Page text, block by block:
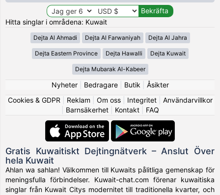
Hitta singlar i områdena: Kuwait
Dejta Al Ahmadi Dejta Al Farwaniyah Dejta Al Jahra
Dejta Eastern Province Dejta Hawalli Dejta Kuwait
Dejta Mubarak Al-Kabeer
Nyheter| Bedragare| Butik
Åsikter
Cookies & GDPR
Reklam Om oss| Integritet| Användarvillkor
Barnsäkerhet| Kontakt| FAQ
Gratis Kuwaitiskt Dejtingnätverk – Anslut Över
hela Kuwait
Ahlan wa sahlan! Välkommen till Kuwaits pålitliga gemenskap för
meningsfulla förbindelser. Kuwait-chat.com förenar kuwaitiska
singlar från Kuwait Citys modernitet till traditionella kvarter, och